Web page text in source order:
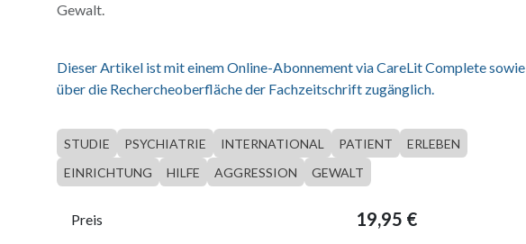
Gewalt.
Dieser Artikel ist mit einem Online-Abonnement via CareLit Complete sowie
über die Rechercheoberfläche der Fachzeitschrift zugänglich.
STUDIE PSYCHIATRIE INTERNATIONAL PATIENT
ERLEBEN
EINRICHTUNG
HILFE AGGRESSION GEWALT
Preis 19,95 €